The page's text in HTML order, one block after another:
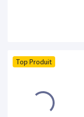
Top Produit